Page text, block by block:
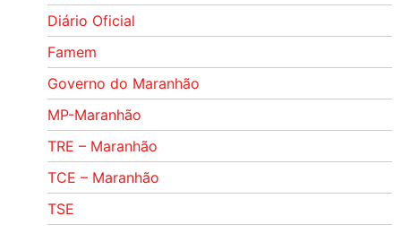
Diário Oficial
Famem
Governo do Maranhão
MP-Maranhão
TRE – Maranhão
TCE – Maranhão
TSE